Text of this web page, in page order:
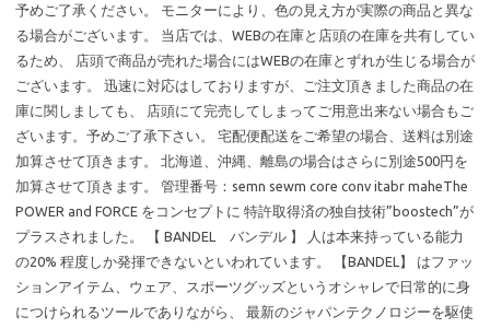
予めご了承ください。 モニターにより、色の見え方が実際の商品と異な
る場合がございます。 当店では、WEBの在庫と店頭の在庫を共有してい
るため、 店頭で商品が売れた場合にはWEBの在庫とずれが生じる場合が
ございます。 迅速に対応はしておりますが、ご注文頂きました商品の在
庫に関しましても、 店頭にて完売してしまってご用意出来ない場合もご
ざいます。予めご了承下さい。 宅配便配送をご希望の場合、送料は別途
加算させて頂きます。 北海道、沖縄、離島の場合はさらに別途500円を
加算させて頂きます。 管理番号：semn sewm core conv itabr maheThe
POWER and FORCE をコンセプトに 特許取得済の独自技術”boostech”が
プラスされました。 【 BANDEL バンデル 】 人は本来持っている能力
の20% 程度しか発揮できないといわれています。 【BANDEL】 はファッ
ションアイテム、ウェア、スポーツグッズというオシャレで日常的に身
につけられるツールでありながら、 最新のジャパンテクノロジーを駆使